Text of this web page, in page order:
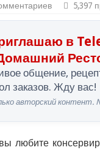
5,397
в
общение,
заказов. Жду вас!
авторский контент.
любите